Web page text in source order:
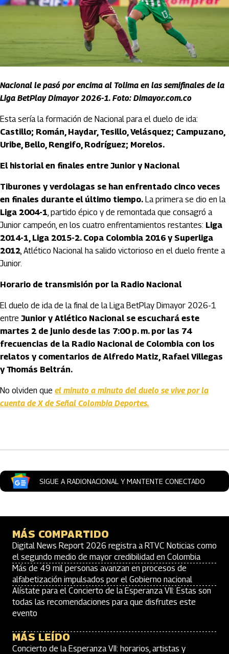
Nacional le pasó por encima al Tolima en las semifinales de la
Liga BetPlay Dimayor 2026-1. Foto: Dimayor.com.co
Esta sería la formación de Nacional para el duelo de ida:
Castillo; Román, Haydar, Tesillo, Velásquez; Campuzano,
Uribe, Bello, Rengifo, Rodríguez; Morelos.
El historial en finales entre Junior y Nacional
Tiburones y verdolagas se han enfrentado cinco veces
en finales durante el último tiempo. La primera se dio en la
Liga 2004-1 , partido épico y de remontada que consagró a
Junior campeón, en los cuatro enfrentamientos restantes: Liga
2014-1, Liga 2015-2. Copa Colombia 2016 y Superliga
2012 , Atlético Nacional ha salido victorioso en el duelo frente a
Junior.
Horario de transmisión por la Radio Nacional
El duelo de ida de la final de la Liga BetPlay Dimayor 2026-1
entre Junior y Atlético Nacional se escuchará este
martes 2 de junio desde las 7:00 p. m. por las 74
frecuencias de la Radio Nacional de Colombia con los
relatos y comentarios de Alfredo Matiz, Rafael Villegas
y Thomás Beltrán.
No olviden que el minuto a minuto del duelo se vive por la
cuenta de X de Señal Colombia Deportes.
SIGUE A RADIONACIONAL Y MANTENTE CONECTADO
MÁS COMPARTIDO
Digital News Report 2026 registra a RTVC Noticias como
el segundo medio de mayor credibilidad en Colombia
Más de 49 mil personas avanzan en procesos de
alfabetización impulsados por el Gobierno nacional
Alístate para el Concierto de la Esperanza VII: Estas son
todas las recomendaciones para que disfrutes este
evento
MÁS LEÍDO
Concierto de la Esperanza VII: horarios, artistas y